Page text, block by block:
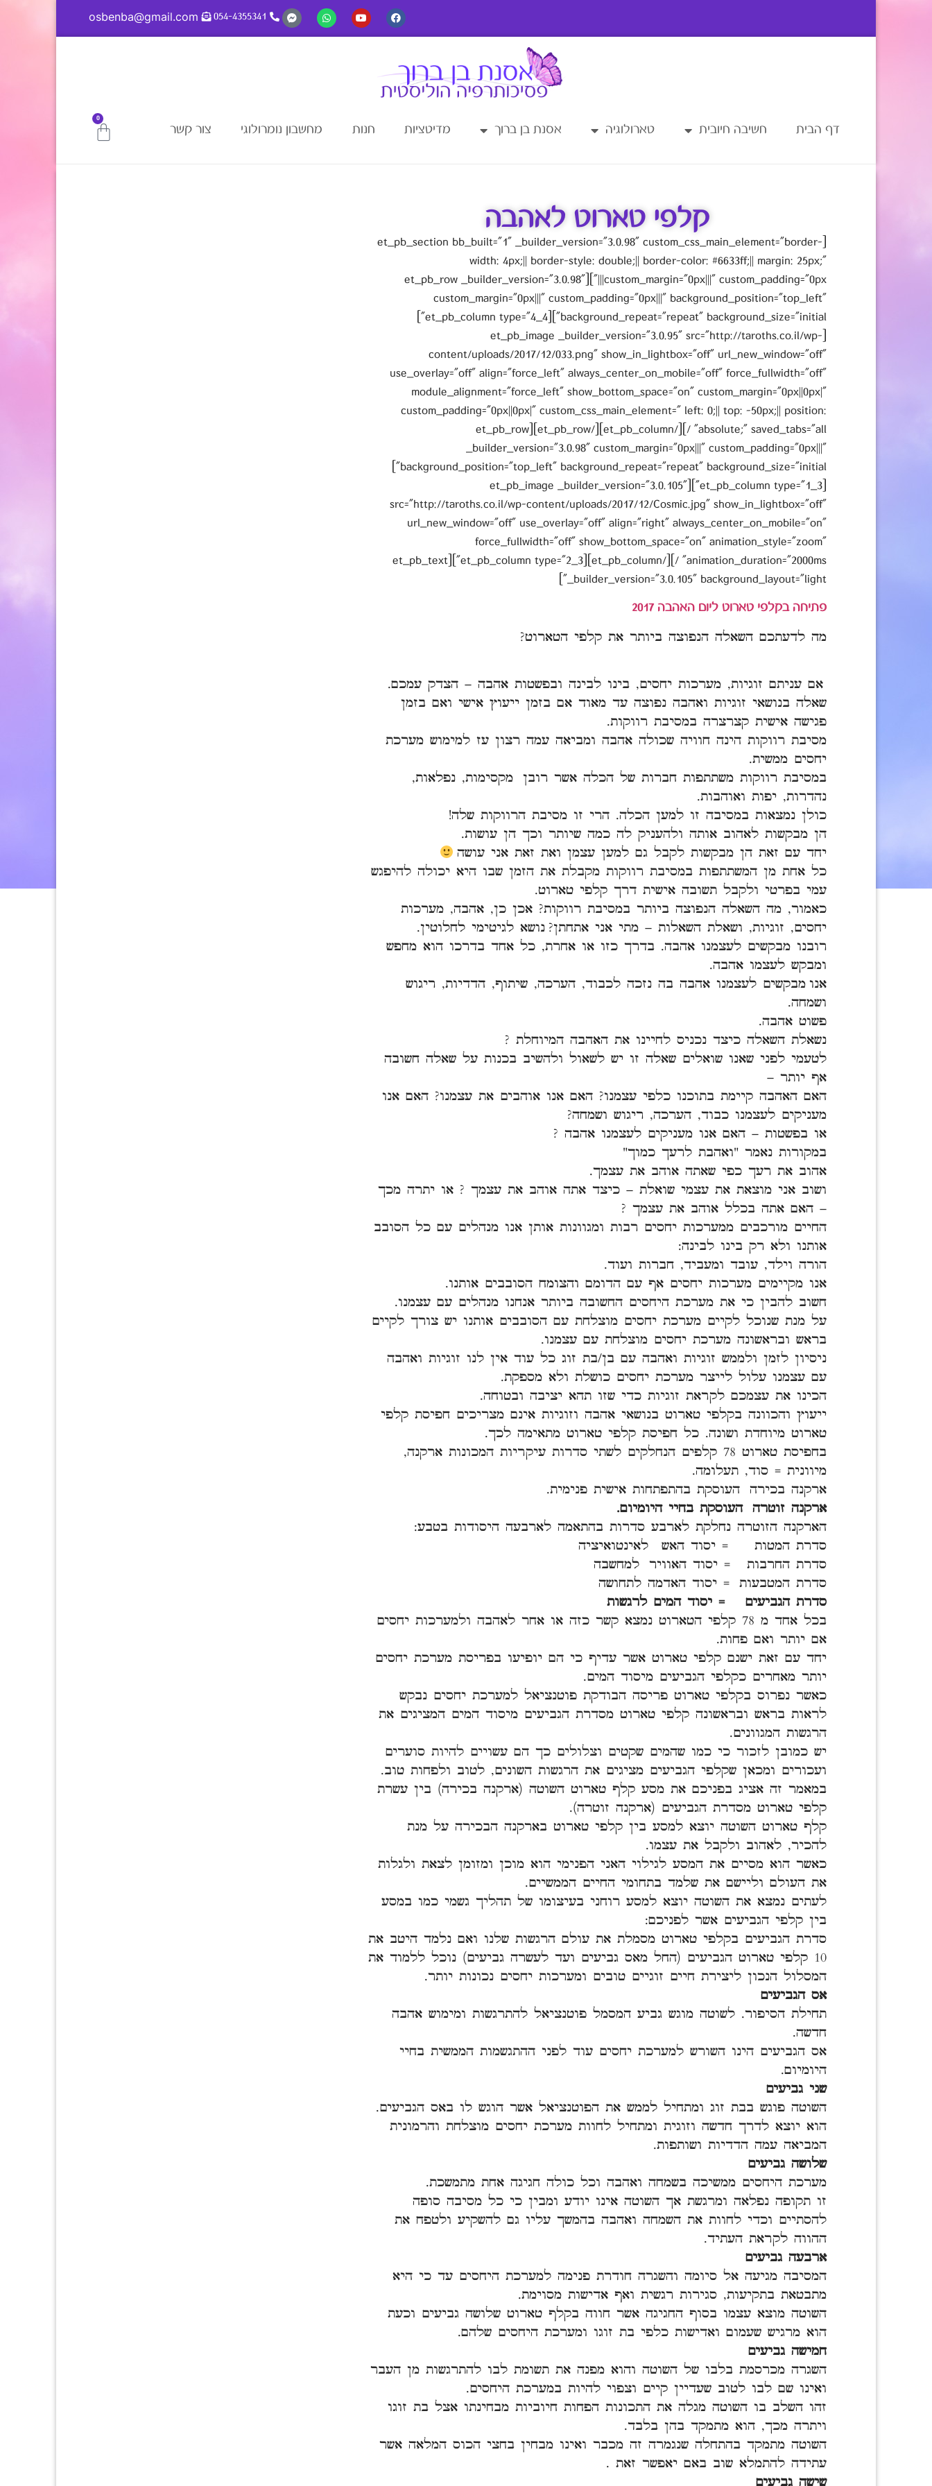
054-4355341
osbenba@gmail.com
דף הבית חשיבה חיובית טארולוגיה אסנת בן ברוך מדיטציות חנות מחשבון נומרולוגי צור קשר
0
קלפי טארוט לאהבה
[et_pb_section bb_built="1" _builder_version="3.0.98" custom_css_main_element="border-
width: 4px;|| border-style: double;|| border-color: #6633ff;|| margin: 25px;"
custom_margin="0px|||" custom_padding="0px|||"][et_pb_row _builder_version="3.0.98"
custom_margin="0px|||" custom_padding="0px|||" background_position="top_left"
background_repeat="repeat" background_size="initial"][et_pb_column type="4_4"]
[et_pb_image _builder_version="3.0.95" src="http://taroths.co.il/wp-
content/uploads/2017/12/033.png" show_in_lightbox="off" url_new_window="off"
use_overlay="off" align="force_left" always_center_on_mobile="off" force_fullwidth="off"
module_alignment="force_left" show_bottom_space="on" custom_margin="0px||0px|"
custom_padding="0px||0px|" custom_css_main_element=" left: 0;|| top: -50px;|| position:
absolute;" saved_tabs="all" /][/et_pb_column][/et_pb_row][et_pb_row
_builder_version="3.0.98" custom_margin="0px|||" custom_padding="0px|||"
background_position="top_left" background_repeat="repeat" background_size="initial"]
[et_pb_column type="1_3"][et_pb_image _builder_version="3.0.105"
src="http://taroths.co.il/wp-content/uploads/2017/12/Cosmic.jpg" show_in_lightbox="off"
url_new_window="off" use_overlay="off" align="right" always_center_on_mobile="on"
force_fullwidth="off" show_bottom_space="on" animation_style="zoom"
animation_duration="2000ms" /][/et_pb_column][et_pb_column type="2_3"][et_pb_text
_builder_version="3.0.105" background_layout="light"]
פתיחה בקלפי טארוט ליום האהבה 2017
מה לדעתכם השאלה הנפוצה ביותר את קלפי הטארוט?
אם עניתם זוגיות, מערכות יחסים, בינו לבינה ובפשטות אהבה – הצדק עמכם.
שאלה בנושאי זוגיות ואהבה נפוצה עד מאוד אם בזמן ייעוץ אישי ואם בזמן
פגישה אישית קצרצרה במסיבת רווקות.
מסיבת רווקות הינה חוויה שכולה אהבה ומביאה עמה רצון עז למימוש מערכת
יחסים ממשית.
במסיבת רווקות משתתפות חברות של הכלה אשר רובן מקסימות, נפלאות,
נהדרות, יפות ואוהבות.
כולן נמצאות במסיבה זו למען הכלה. הרי זו מסיבת הרווקות שלה!
הן מבקשות לאהוב אותה ולהעניק לה כמה שיותר וכך הן עושות.
יחד עם זאת הן מבקשות לקבל גם למען עצמן ואת זאת אני עושה
כל אחת מן המשתתפות במסיבת רווקות מקבלת את הזמן שבו היא יכולה להיפגש
עמי בפרטי ולקבל תשובה אישית דרך קלפי טארוט.
כאמור, מה השאלה הנפוצה ביותר במסיבת רווקות? אכן כן, אהבה, מערכות
יחסים, זוגיות, ושאלת השאלות – מתי אני אתחתן? נושא לגיטימי לחלוטין.
רובנו מבקשים לעצמנו אהבה. בדרך כזו או אחרת, כל אחד בדרכו הוא מחפש
ומבקש לעצמו אהבה.
אנו מבקשים לעצמנו אהבה בה נזכה לכבוד, הערכה, שיתוף, הדדיות, ריגוש
ושמחה.
פשוט אהבה.
נשאלת השאלה כיצד נכניס לחיינו את האהבה המיוחלת ?
לטעמי לפני שאנו שואלים שאלה זו יש לשאול ולהשיב בכנות על שאלה חשובה
אף יותר –
האם האהבה קיימת בתוכנו כלפי עצמנו? האם אנו אוהבים את עצמנו? האם אנו
מעניקים לעצמנו כבוד, הערכה, ריגוש ושמחה?
או בפשטות – האם אנו מעניקים לעצמנו אהבה ?
במקורות נאמר "ואהבת לרעך כמוך"
אהוב את רעך כפי שאתה אוהב את עצמך.
ושוב אני מוצאת את עצמי שואלת – כיצד אתה אוהב את עצמך ? או יתרה מכך
– האם אתה בכלל אוהב את עצמך ?
החיים מורכבים ממערכות יחסים רבות ומגוונות אותן אנו מנהלים עם כל הסובב
אותנו ולא רק בינו לבינה:
הורה וילד, עובד ומעביד, חברות ועוד.
אנו מקיימים מערכות יחסים אף עם הדומם והצומח הסובבים אותנו.
חשוב להבין כי את מערכת היחסים החשובה ביותר אנחנו מנהלים עם עצמנו.
על מנת שנוכל לקיים מערכת יחסים מוצלחת עם הסובבים אותנו יש צורך לקיים
בראש ובראשונה מערכת יחסים מוצלחת עם עצמנו.
ניסיון לזמן ולממש זוגיות ואהבה עם בן/בת זוג כל עוד אין לנו זוגיות ואהבה
עם עצמנו עלול לייצר מערכת יחסים כושלת ולא מספקת.
הכינו את עצמכם לקראת זוגיות כדי שזו תהא יציבה ובטוחה.
ייעוץ והכוונה בקלפי טארוט בנושאי אהבה וזוגיות אינם מצריכים חפיסת קלפי
טארוט מיוחדת ושונה. כל חפיסת קלפי טארוט מתאימה לכך.
בחפיסת טארוט 78 קלפים הנחלקים לשתי סדרות עיקריות המכונות ארקנה,
מיוונית = סוד, תעלומה.
ארקנה בכירה העוסקת בהתפתחות אישית פנימית.
ארקנה זוטרה העוסקת בחיי היומיום.
הארקנה הזוטרה נחלקת לארבע סדרות בהתאמה לארבעה היסודות בטבע:
סדרת המטות = יסוד האש לאינטואיציה
סדרת החרבות = יסוד האוויר למחשבה
סדרת המטבעות = יסוד האדמה לתחושה
סדרת הגביעים = יסוד המים לרגשות
בכל אחד מ 78 קלפי הטארוט נמצא קשר כזה או אחר לאהבה ולמערכות יחסים
אם יותר ואם פחות.
יחד עם זאת ישנם קלפי טארוט אשר עדיף כי הם יופיעו בפריסת מערכת יחסים
יותר מאחרים כקלפי הגביעים מיסוד המים.
כאשר נפרוס בקלפי טארוט פריסה הבודקת פוטנציאל למערכת יחסים נבקש
לראות בראש ובראשונה קלפי טארוט מסדרת הגביעים מיסוד המים המציגים את
הרגשות המגוונים.
יש כמובן לזכור כי כמו שהמים שקטים וצלולים כך הם עשויים להיות סוערים
ועכורים ומכאן שקלפי הגביעים מציגים את הרגשות השונים, לטוב ולפחות טוב.
במאמר זה אציג בפניכם את מסע קלף טארוט השוטה (ארקנה בכירה) בין עשרת
קלפי טארוט מסדרת הגביעים (ארקנה זוטרה).
קלף טארוט השוטה יוצא למסע בין קלפי טארוט בארקנה הבכירה על מנת
להכיר, לאהוב ולקבל את עצמו.
כאשר הוא מסיים את המסע לגילוי האני הפנימי הוא מוכן ומזומן לצאת ולגלות
את העולם וליישם את שלמד בתחומי החיים הממשיים.
לעתים נמצא את השוטה יוצא למסע רוחני בעיצומו של תהליך גשמי כמו במסע
בין קלפי הגביעים אשר לפניכם:
סדרת הגביעים בקלפי טארוט מסמלת את עולם הרגשות שלנו ואם נלמד היטב את
10 קלפי טארוט הגביעים (החל מאס גביעים ועד לעשרה גביעים) נוכל ללמוד את
המסלול הנכון ליצירת חיים זוגיים טובים ומערכות יחסים נכונות יותר.
אס הגביעים
תחילת הסיפור. לשוטה מוגש גביע המסמל פוטנציאל להתרגשות ומימוש אהבה
חדשה.
אס הגביעים הינו השורש למערכת יחסים עוד לפני ההתגשמות הממשית בחיי
היומיום.
שני גביעים
השוטה פוגש בבת זוג ומתחיל לממש את הפוטנציאל אשר הוגש לו באס הגביעים.
הוא יוצא לדרך חדשה וזוגית ומתחיל לחוות מערכת יחסים מוצלחת והרמונית
המביאה עמה הדדיות ושותפות.
שלושה גביעים
מערכת היחסים ממשיכה בשמחה ואהבה וכל כולה חגיגה אחת מתמשכת.
זו תקופה נפלאה ומרגשת אך השוטה אינו יודע ומבין כי כל מסיבה סופה
להסתיים וכדי לחוות את השמחה ואהבה בהמשך עליו גם להשקיע ולטפח את
ההווה לקראת העתיד.
ארבעה גביעים
המסיבה מגיעה אל סיומה והשגרה חודרת פנימה למערכת היחסים עד כי היא
מתבטאת בתקיעות, סגירות רגשית ואף אדישות מסוימת.
השוטה מוצא עצמו בסוף החגיגה אשר חווה בקלף טארוט שלושה גביעים וכעת
הוא מרגיש שעמום ואדישות כלפי בת זוגו ומערכת היחסים שלהם.
חמישה גביעים
השגרה מכרסמת בלבו של השוטה והוא מפנה את תשומת לבו להתרגשות מן העבר
ואינו שם לבו לטוב שעדיין קיים וצפוי להיות במערכת היחסים.
זהו השלב בו השוטה מגלה את התכונות הפחות חיוביות מבחינתו אצל בת זוגו
ויתרה מכך, הוא מתמקד בהן בלבד.
השוטה מתמקד בהתחלה שנגמרה זה מכבר ואינו מבחין בחצי הכוס המלאה אשר
עתידה להתמלא שוב באם יאפשר זאת .
שישה גביעים